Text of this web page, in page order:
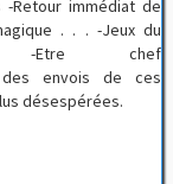
Retour immédiat de
. . . -Jeux du
-Etre chef
des envois de ces
désespérées.